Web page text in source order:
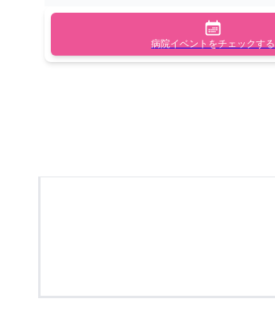
病院イベントをチェックする